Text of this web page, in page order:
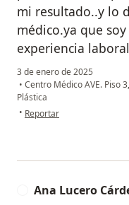
mi resultado..y lo
médico.ya que
experiencia laboral
3 de enero de 2025
• Centro Médico AVE. Piso
Plástica
• en opinión del usuario Ana
Reportar
Ana Lucero